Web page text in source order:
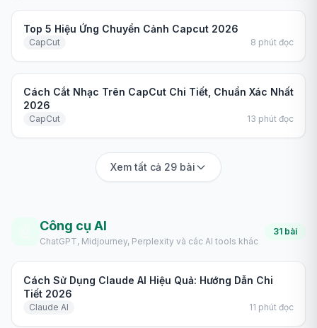
So sánh
Top 5 Hiệu Ứng Chuyển Cảnh Capcut 2026
CapCut 8 phút đọc
Hướng dẫn
Cách Cắt Nhạc Trên CapCut Chi Tiết, Chuẩn Xác Nhất
2026
CapCut 13 phút đọc
Xem tất cả 29 bài
Công cụ AI
ChatGPT, Midjourney, Perplexity và các AI tools khác
31 bài
Hướng dẫn
Cách Sử Dụng Claude AI Hiệu Quả: Hướng Dẫn Chi
Tiết 2026
Claude AI 11 phút đọc